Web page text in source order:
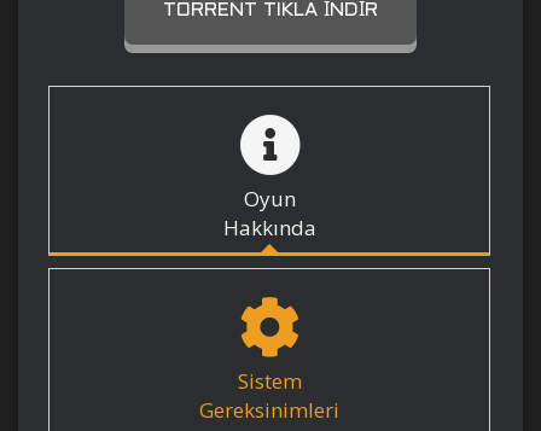
TORRENT TIKLA İNDIR
Oyun
Hakkında
Sistem
Gereksinimleri